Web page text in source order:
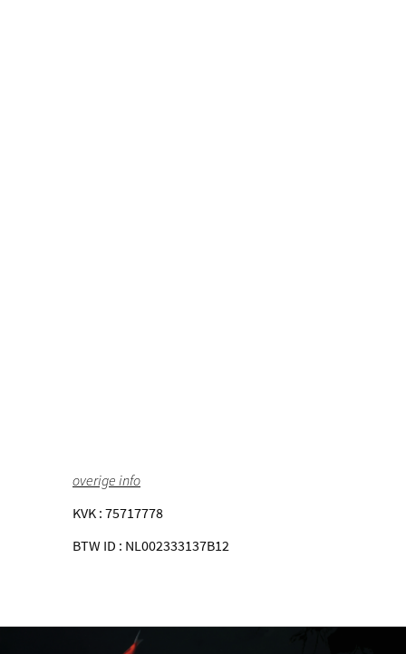
overige info
KVK : 75717778
BTW ID : NL002333137B12